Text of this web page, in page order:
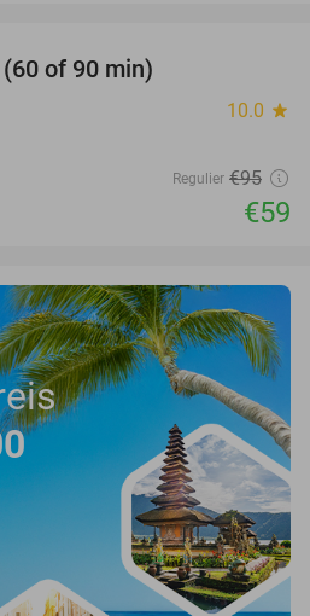
of 90 min)
10.0 star
Regulier €95
€59